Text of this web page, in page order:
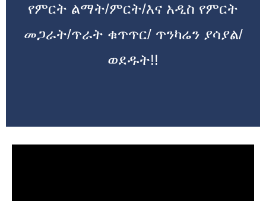
የምርት ልማት/ምርት/እና አዲስ የምርት
መጋራት/ጥራት ቁጥጥር/ ጥንካሬን ያሳያል/
ወደዱት!!